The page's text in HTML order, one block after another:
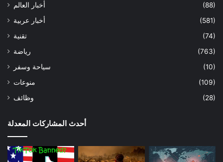
أخبار العالم
(88)
أخبار عربية
(581)
تقنية
(74)
رياضة
(763)
سياحة وسفر
(10)
منوعات
(109)
وظائف
(28)
أحدث المشاركات المعدلة